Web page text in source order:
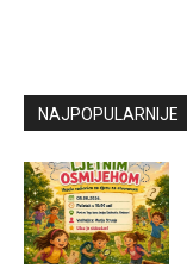
NAJPOPULARNIJE